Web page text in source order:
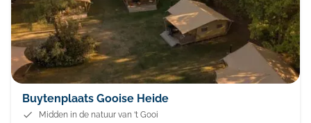
Buytenplaats Gooise Heide
Midden in de natuur van ‘t Gooi